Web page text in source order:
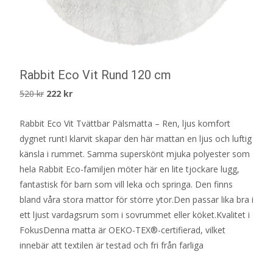
Rabbit Eco Vit Rund 120 cm
520kr Det
priset
var:
520 kr.
222 krDet
priset
är:
222 kr.
Rabbit Eco Vit Tvättbar Pälsmatta – Ren, ljus komfort
dygnet runtI klarvit skapar den här mattan en ljus och luftig
känsla i rummet. Samma superskönt mjuka polyester som
hela Rabbit Eco-familjen möter här en lite tjockare lugg,
fantastisk för barn som vill leka och springa. Den finns
bland våra stora mattor för större ytor.Den passar lika bra i
ett ljust vardagsrum som i sovrummet eller köket.Kvalitet i
FokusDenna matta är OEKO-TEX®-certifierad, vilket
innebär att textilen är testad och fri från farliga